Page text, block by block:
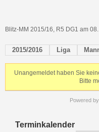
Blitz-MM 2015/16, R5 DG1 am
2015/2016 Liga
Unangemeldet haben Sie
Bitte
Powered by
Terminkalender